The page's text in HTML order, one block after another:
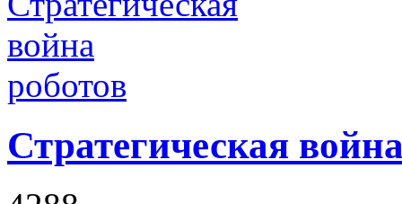
Стратегическая